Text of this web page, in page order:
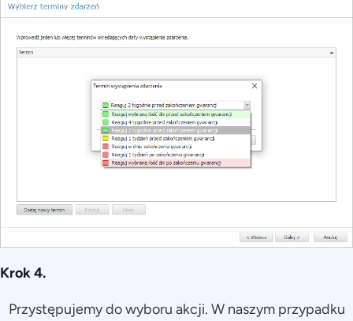
Krok 4.
Przystępujemy do wyboru akcji. W naszym przypadku